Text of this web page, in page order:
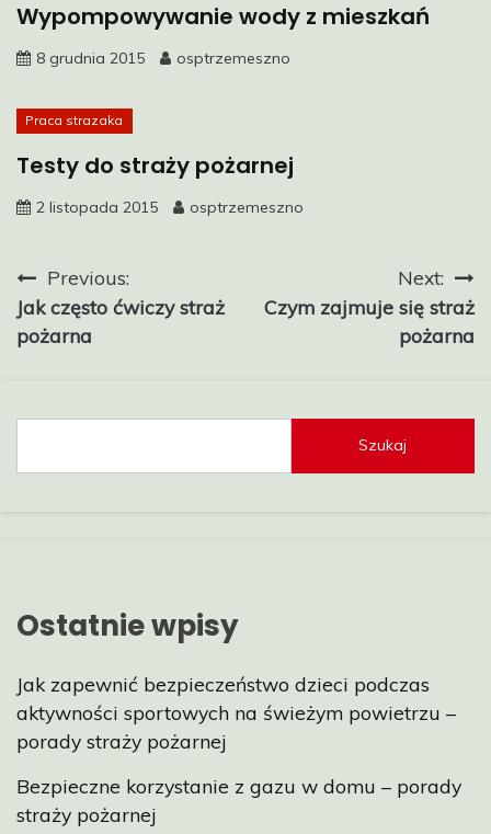
Wypompowywanie wody z mieszkań
8 grudnia 2015 osptrzemeszno
Praca strazaka
Testy do straży pożarnej
2 listopada 2015 osptrzemeszno
Nawigacja
wpisu
Previous:
Jak często ćwiczy straż
pożarna
Next:
Czym zajmuje się straż
pożarna
Szukaj
Ostatnie wpisy
Jak zapewnić bezpieczeństwo dzieci podczas
aktywności sportowych na świeżym powietrzu –
porady straży pożarnej
Bezpieczne korzystanie z gazu w domu – porady
straży pożarnej